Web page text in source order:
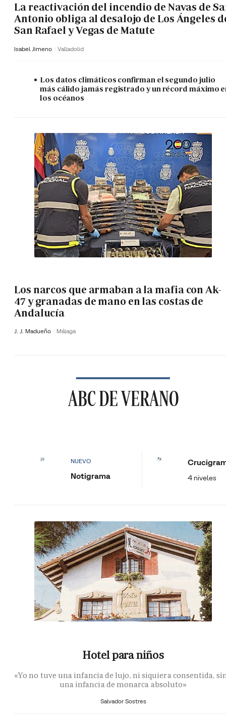
La reactivación del incendio de Navas de
Antonio obliga al desalojo de Los Ángeles
San Rafael y Vegas de Matute
Isabel Jimeno Valladolid
Los datos climáticos confirman el segundo julio
más cálido jamás registrado y un récord máximo
los océanos
Los narcos que armaban a la mafia con Ak-
47 y granadas de mano en las costas de
Andalucía
J. J. Madueño Málaga
ABC DE VERANO
NUEVO
Notigrama 4 niveles
Hotel para niños
«Yo no tuve una infancia de lujo, ni siquiera consentida,
una infancia de monarca absoluto»
Salvador Sostres